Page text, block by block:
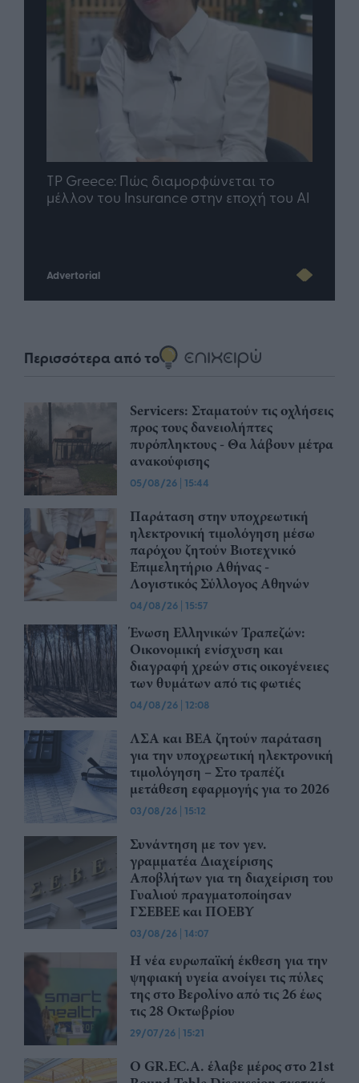
TP Greece: Πώς διαμορφώνεται το
μέλλον του Insurance στην εποχή του AI
Advertorial
Περισσότερα από το
Servicers: Σταματούν τις οχλήσεις
προς τους δανειολήπτες
πυρόπληκτους - Θα λάβουν μέτρα
ανακούφισης
05/08/26 | 15:44
Παράταση στην υποχρεωτική
ηλεκτρονική τιμολόγηση μέσω
παρόχου ζητούν Βιοτεχνικό
Επιμελητήριο Αθήνας -
Λογιστικός Σύλλογος Αθηνών
04/08/26 | 15:57
Ένωση Ελληνικών Τραπεζών:
Οικονομική ενίσχυση και
διαγραφή χρεών στις οικογένειες
των θυμάτων από τις φωτιές
04/08/26 | 12:08
ΛΣΑ και ΒΕΑ ζητούν παράταση
για την υποχρεωτική ηλεκτρονική
τιμολόγηση – Στο τραπέζι
μετάθεση εφαρμογής για το 2026
03/08/26 | 15:12
Συνάντηση με τον γεν.
γραμματέα Διαχείρισης
Αποβλήτων για τη διαχείριση του
Γυαλιού πραγματοποίησαν
ΓΣΕΒΕΕ και ΠΟΕΒΥ
03/08/26 | 14:07
Η νέα ευρωπαϊκή έκθεση για την
ψηφιακή υγεία ανοίγει τις πύλες
της στο Βερολίνο από τις 26 έως
τις 28 Οκτωβρίου
29/07/26 | 15:21
Ο GR.EC.A. έλαβε μέρος στο 21st